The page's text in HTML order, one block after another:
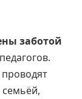
заботой